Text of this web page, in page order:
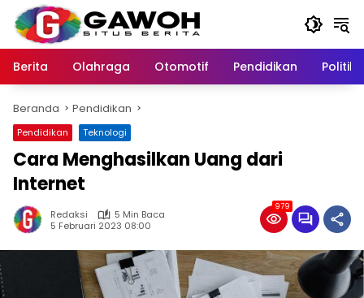
Langsung
konten
Berita
Olahraga Otomotif Pendidikan Politik
Beranda Pendidikan
Pendidikan Teknologi
Cara Menghasilkan Uang dari
Internet
Redaksi
5 Min Baca
5 Februari 2023 08:00
979